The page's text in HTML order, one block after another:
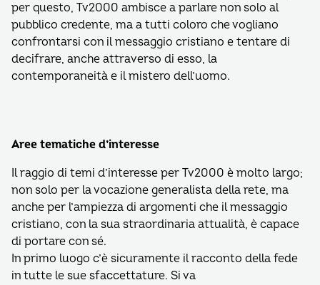
per questo, Tv2000 ambisce a parlare non solo al
pubblico credente, ma a tutti coloro che vogliano
confrontarsi con il messaggio cristiano e tentare di
decifrare, anche attraverso di esso, la
contemporaneità e il mistero dell’uomo.
Aree tematiche d’interesse
Il raggio di temi d’interesse per Tv2000 è molto largo;
non solo per la vocazione generalista della rete, ma
anche per l’ampiezza di argomenti che il messaggio
cristiano, con la sua straordinaria attualità, è capace
di portare con sé.
In primo luogo c’è sicuramente il racconto della fede
in tutte le sue sfaccettature. Si va